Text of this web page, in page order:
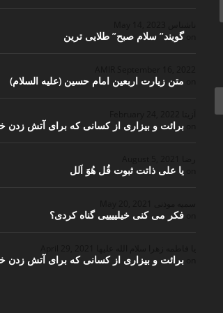
گویند” سلام صبح” طلایی ترین
متن زیارت اربعین امام حسین (علیه السلام)
برائت و بیزاری از کسانی که برای آتش
یا علی ذاتت ثبوت قُل هُوَ اَلل
فکر می کنی خیلییییی گناه کردی؟
برائت و بیزاری از کسانی که برای آتش